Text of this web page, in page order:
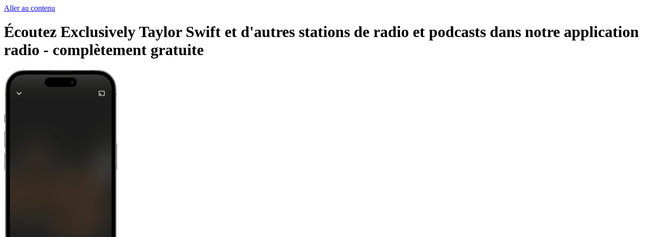
Aller au contenu
Écoutez Exclusively Taylor Swift et d'autres stations de radio et podcasts dans notre application
radio - complètement gratuite